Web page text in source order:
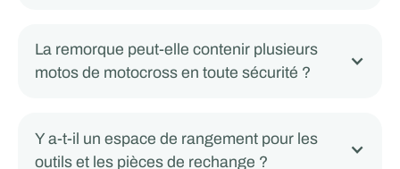
La remorque peut-elle contenir plusieurs
motos de motocross en toute sécurité ?
Y a-t-il un espace de rangement pour les
outils et les pièces de rechange ?